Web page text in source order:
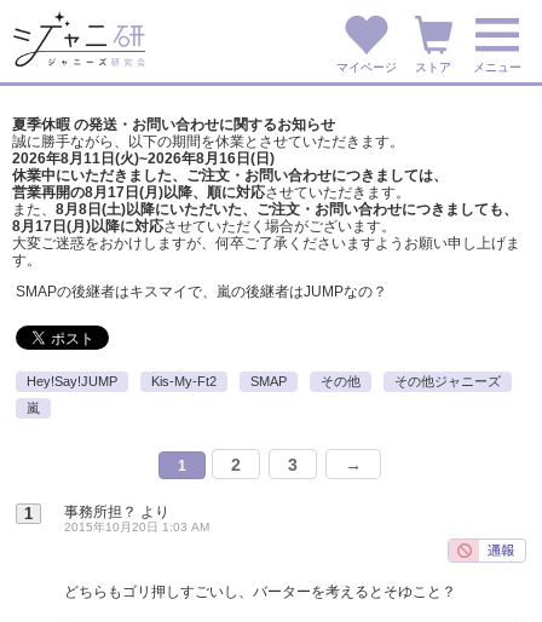
マイページ ストア メニュー
夏季休暇 の発送・お問い合わせに関するお知らせ
誠に勝手ながら、以下の期間を休業とさせていただきます。
2026年8月11日(火)~2026年8月16日(日)
休業中にいただきました、ご注文・お問い合わせにつきましては、
営業再開の8月17日(月)以降、順に対応させていただきます。
また、 8月8日(土)以降にいただいた、ご注文・ お問い合わせにつきましても、
8月17日(月)以降に対応させていただく場合がございます。
大変ご迷惑をおかけしますが、 何卒ご了承くださいますようお願い申し上げま
す。
SMAPの後継者はキスマイで、嵐の後継者はJUMPなの？
Hey!Say!JUMP Kis-My-Ft2 SMAP その他
その他ジャニーズ
嵐
1 2 3 →
1 事務所担？ より
2015年10月20日 1:03 AM
どちらもゴリ押しすごいし、バーターを考えるとそゆこと？